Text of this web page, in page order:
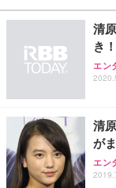
￥
ワー
能
ョ
務
ワー
能
￥
【純
フッ
【整
ー
ort/
￥
ネオ
り
限定
超厚
清
き！
エン
清
が
エン